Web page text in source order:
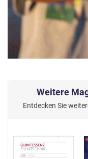
Weitere
Entdecken Sie